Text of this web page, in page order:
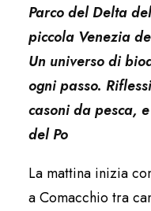
Parco del Delta
piccola Venezia
Un universo di
ogni passo.
casoni da pesca,
del Po
La mattina inizia
a Comacchio tra